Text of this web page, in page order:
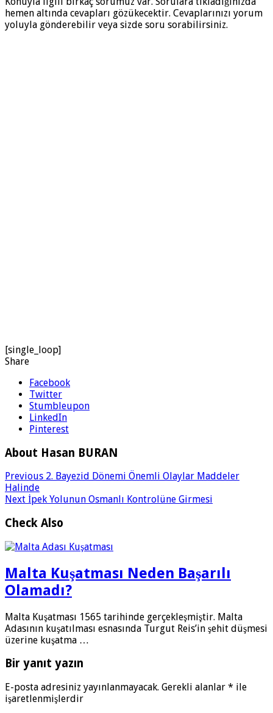
hemen altında cevapları gözükecektir. Cevaplarınızı yorum
yoluyla gönderebilir veya sizde soru sorabilirsiniz.
[single_loop]
Share
Facebook
Twitter
Stumbleupon
LinkedIn
Pinterest
About Hasan BURAN
Previous 2. Bayezid Dönemi Önemli Olaylar Maddeler
Halinde
Next İpek Yolunun Osmanlı Kontrolüne Girmesi
Check Also
Malta Kuşatması Neden Başarılı
Olamadı?
Malta Kuşatması 1565 tarihinde gerçekleşmiştir. Malta
Adasının kuşatılması esnasında Turgut Reis’in şehit düşmesi
üzerine kuşatma …
Bir yanıt yazın
E-posta adresiniz yayınlanmayacak. Gerekli alanlar * ile
işaretlenmişlerdir